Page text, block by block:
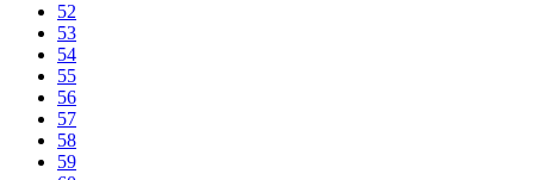
52
53
54
55
56
57
58
59